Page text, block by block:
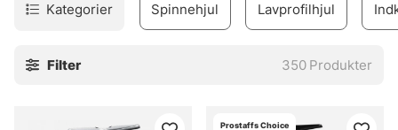
Kategorier Spinnehjul Lavprofilhjul
Filter 350 Produkter
Prostaffs Choice